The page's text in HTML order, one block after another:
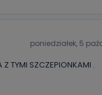
poniedziałek, 5
TYMI SZCZEPIONKAMI .